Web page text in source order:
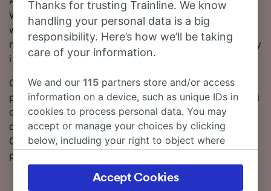
Warszawa – Nürnberg Hbf, dokonu rezerwacji z
wyprzedzeniem. Użyj znajdującego się u góry strony
narzędzia do planowania podróży, aby porównać ceny
i skorzystać z najniższych taryf.
Czytaj dalej, aby znaleźć więcej informacji na temat
podróży – rozkłady jazdy pociągów (w tym pierwsze i
ostatnie kursy), często zadawane pytania i porady
dotyczące wyszukiwania tanich biletów kolejowych.
Chcesz przejść od razu do rezerwacji? Już teraz
poszukaj biletów w naszym serwisie!
Thanks for trusting Trainline. We know
handling your personal data is a big
responsibility. Here’s how we’ll be taking
care of your information.
We and our115 partners store and/or access
information on a device, such as unique IDs in
cookies to process personal data. You may
accept or manage your choices by clicking
below, including your right to object where
the privacy policy page. These choices will be
signaled to our partners and will not affect
Accept Cookies